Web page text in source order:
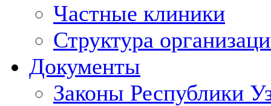
Частные клиники
Структура
Документы
Законы Республики